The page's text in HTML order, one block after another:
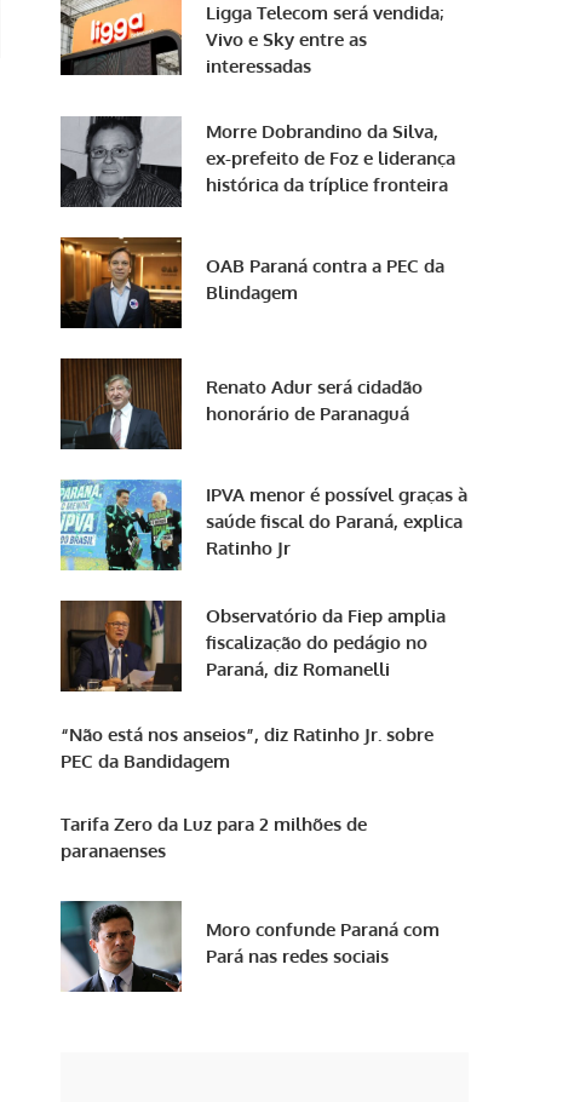
Ligga Telecom será vendida;
Vivo e Sky entre as
interessadas
Morre Dobrandino da Silva,
ex-prefeito de Foz e liderança
histórica da tríplice fronteira
OAB Paraná contra a PEC da
Blindagem
Renato Adur será cidadão
honorário de Paranaguá
IPVA menor é possível graças à
saúde fiscal do Paraná, explica
Ratinho Jr
Observatório da Fiep amplia
fiscalização do pedágio no
Paraná, diz Romanelli
“Não está nos anseios”, diz Ratinho Jr. sobre
PEC da Bandidagem
Tarifa Zero da Luz para 2 milhões de
paranaenses
Moro confunde Paraná com
Pará nas redes sociais